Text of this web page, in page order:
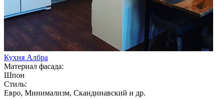
Кухня Албра
Материал фасада:
Шпон
Стиль:
Евро, Минимализм, Скандинавский и др.